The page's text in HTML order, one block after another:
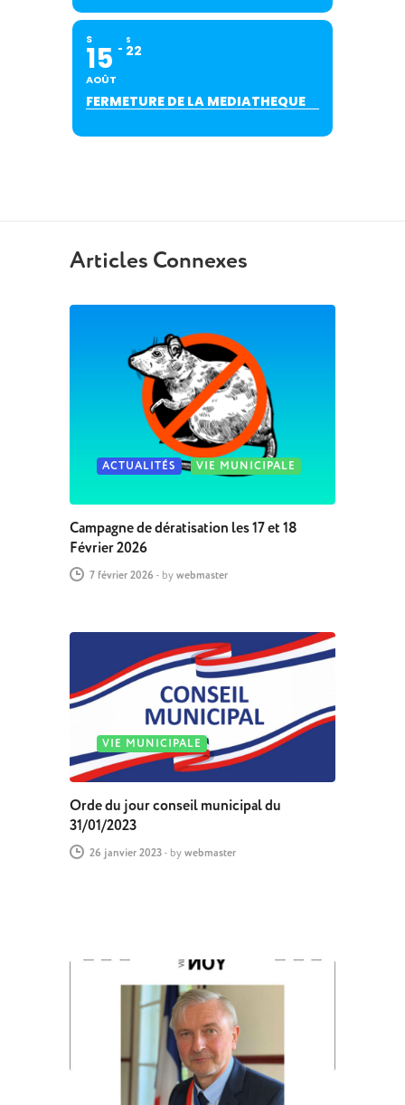
S
15
AOÛT
S
22
FERMETURE DE LA MEDIATHEQUE
Articles Connexes
ACTUALITÉS VIE MUNICIPALE
Campagne de dératisation les 17 et 18
Février 2026
7 février 2026 - by webmaster
VIE MUNICIPALE
Orde du jour conseil municipal du
31/01/2023
26 janvier 2023- by webmaster